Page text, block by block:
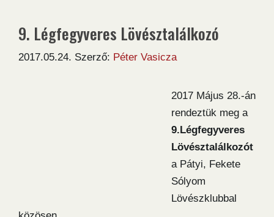
9. Légfegyveres Lövésztalálkozó
2017.05.24. Szerző: Péter Vasicza
2017 Május 28.-án
rendeztük meg a
9.Légfegyveres
Lövésztalálkozót
a Pátyi, Fekete
Sólyom
Lövészklubbal